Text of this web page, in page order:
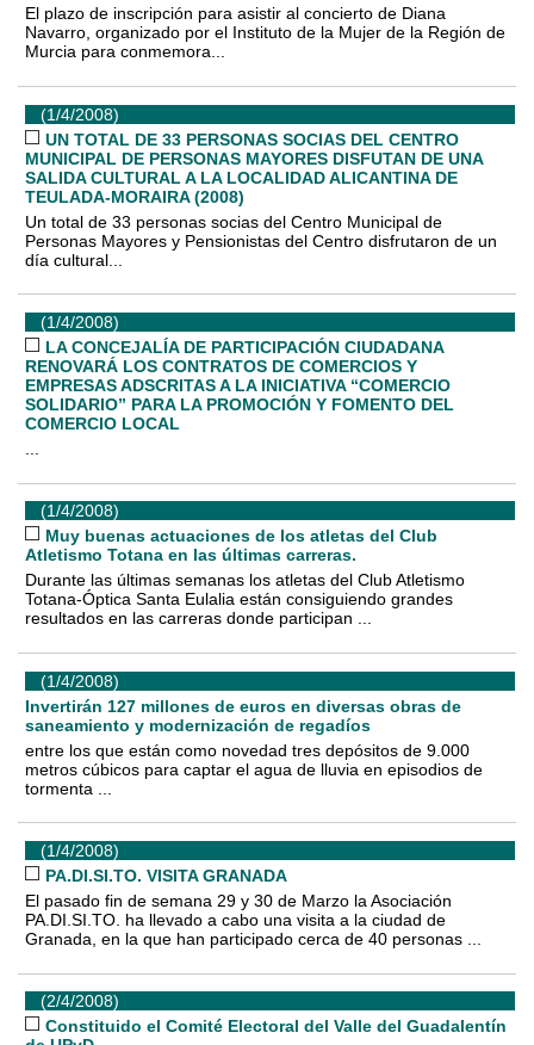
El plazo de inscripción para asistir al concierto de Diana
Navarro, organizado por el Instituto de la Mujer de la Región de
Murcia para conmemora...
(1/4/2008)
UN TOTAL DE 33 PERSONAS SOCIAS DEL CENTRO
MUNICIPAL DE PERSONAS MAYORES DISFUTAN DE UNA
SALIDA CULTURAL A LA LOCALIDAD ALICANTINA DE
TEULADA-MORAIRA (2008)
Un total de 33 personas socias del Centro Municipal de
Personas Mayores y Pensionistas del Centro disfrutaron de un
día cultural...
(1/4/2008)
LA CONCEJALÍA DE PARTICIPACIÓN CIUDADANA
RENOVARÁ LOS CONTRATOS DE COMERCIOS Y
EMPRESAS ADSCRITAS A LA INICIATIVA “COMERCIO
SOLIDARIO” PARA LA PROMOCIÓN Y FOMENTO DEL
COMERCIO LOCAL
(1/4/2008)
Muy buenas actuaciones de los atletas del Club
Atletismo Totana en las últimas carreras.
Durante las últimas semanas los atletas del Club Atletismo
Totana-Óptica Santa Eulalia están consiguiendo grandes
resultados en las carreras donde participan ...
(1/4/2008)
Invertirán 127 millones de euros en diversas obras de
saneamiento y modernización de regadíos
entre los que están como novedad tres depósitos de 9.000
metros cúbicos para captar el agua de lluvia en episodios de
tormenta ...
(1/4/2008)
PA.DI.SI.TO. VISITA GRANADA
El pasado fin de semana 29 y 30 de Marzo la Asociación
PA.DI.SI.TO. ha llevado a cabo una visita a la ciudad de
Granada, en la que han participado cerca de 40 personas ...
(2/4/2008)
Constituido el Comité Electoral del Valle del Guadalentín